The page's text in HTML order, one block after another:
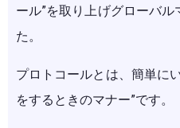
ール”を取り上げグローバ
た。
プロトコールとは、簡単に
をするときのマナー”です。